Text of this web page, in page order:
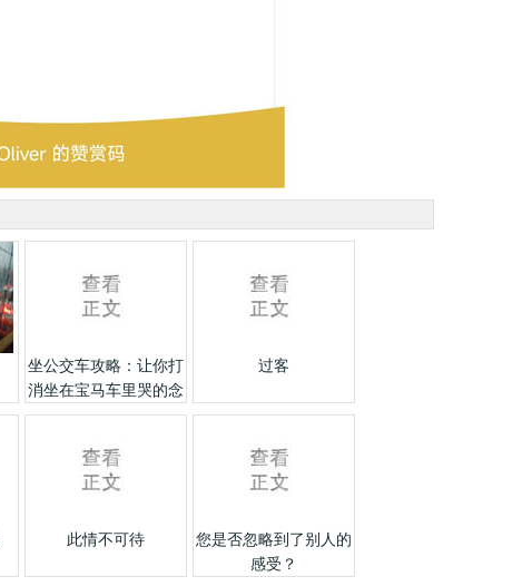
坐公交车攻略：让你打
消坐在宝马车里哭的念
头
过客
此情不可待
您是否忽略到了别人的
感受？